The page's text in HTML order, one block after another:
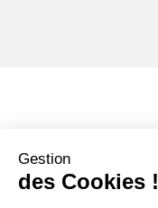
Gestion
des Cookies !